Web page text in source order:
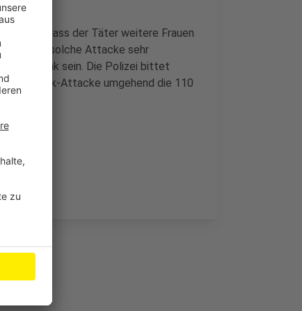
dass der Täter weitere Frauen
sei eine solche Attacke sehr
schlank sein. Die Polizei bittet
Spuck-Attacke umgehend die 110